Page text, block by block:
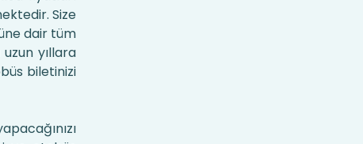
Size
dair tüm
yıllara
biletinizi